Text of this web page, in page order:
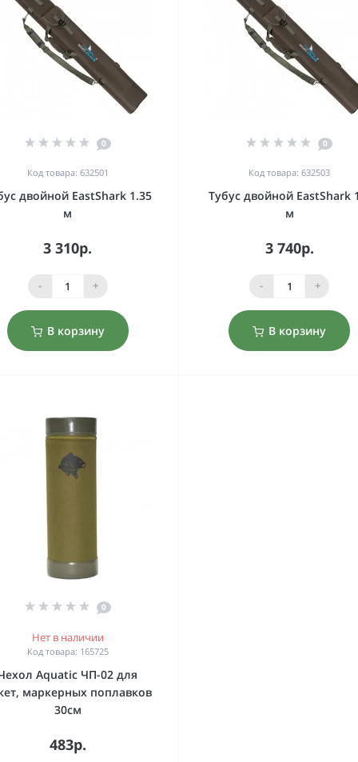
0
Код товара: 632501
двойной EastShark 1.35
м
3 310р.
- +
В корзину
0
Код товара: 632503
Тубус двойной EastShark
м
3 740р.
- +
В корзину
0
Нет в наличии
Код товара: 165725
Aquatic ЧП-02 для
маркерных поплавков
30см
483р.